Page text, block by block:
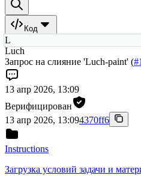
Код
L
Luch
Запрос на слияние 'Luch-paint' (#1
13 апр 2026, 13:09
Верифицирован
13 апр 2026, 13:094370ff6
Instructions
Загрузка условий задачи и